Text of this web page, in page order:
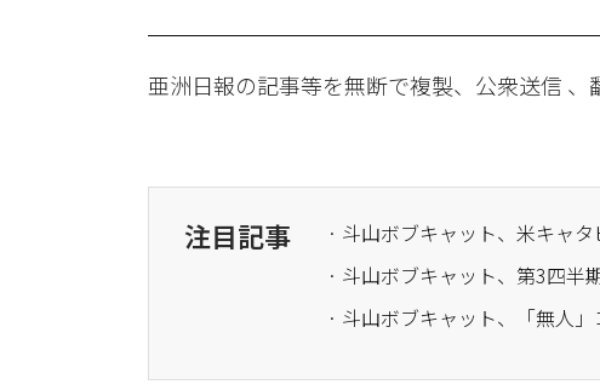
亜洲日報の記事等を無断で複製、公衆送信 、
注目記事
· 斗山ボブキャット、米キャ
· 斗山ボブキャット、第3四
· 斗山ボブキャット、「無人